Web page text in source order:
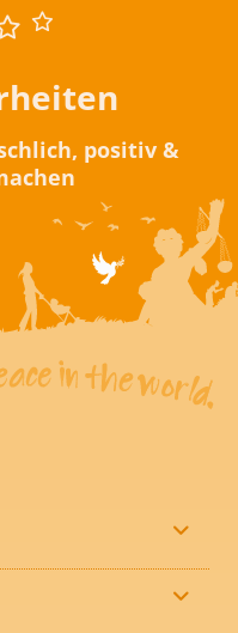
positiv &